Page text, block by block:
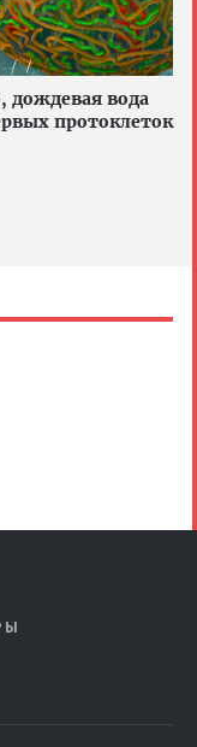
дождевая вода
протоклеток